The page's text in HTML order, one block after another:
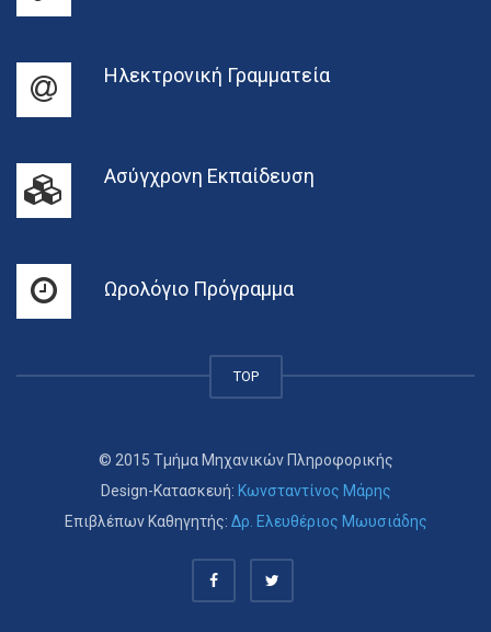
Ηλεκτρονική Γραμματεία
Ασύγχρονη Εκπαίδευση
Ωρολόγιο Πρόγραμμα
TOP
© 2015 Τμήμα Μηχανικών Πληροφορικής
Design-Κατασκευή: Κωνσταντίνος Μάρης
Επιβλέπων Καθηγητής: Δρ. Ελευθέριος Μωυσιάδης